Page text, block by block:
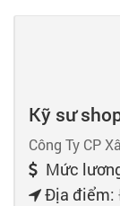
Kỹ sư
Công Ty CP
Mức
Địa điểm: